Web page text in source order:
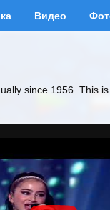
Видео
since 1956. This